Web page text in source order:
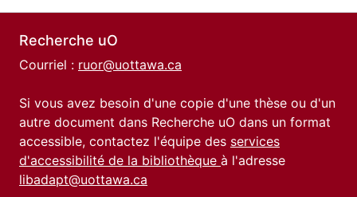
Recherche uO
Courriel : ruor@uottawa.ca
Si vous avez besoin d'une copie d'une thèse ou d'un
autre document dans Recherche uO dans un format
accessible, contactez l'équipe des services
d'accessibilité de la bibliothèque à l'adresse
libadapt@uottawa.ca